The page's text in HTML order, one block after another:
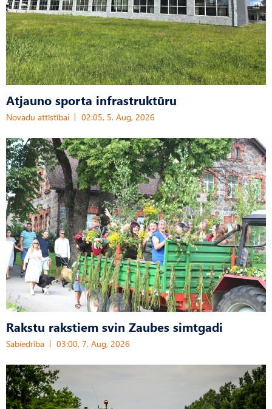
Atjauno sporta infrastruktūru
Novadu attīstībai 02:05, 5. Aug, 2026
Rakstu rakstiem svin Zaubes simtgadi
Sabiedrība 03:00, 7. Aug, 2026